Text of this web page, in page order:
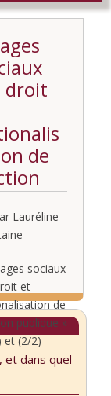
droit
de
Lauréline
sociaux
et
de
publique »
et (2/2)
« Les
et dans quel